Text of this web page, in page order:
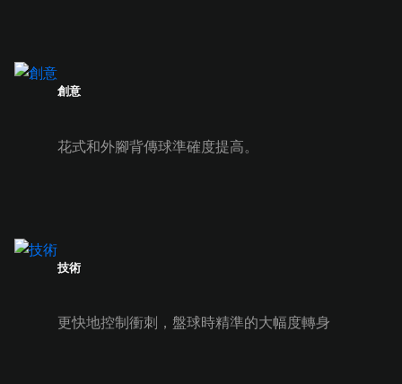
創意
花式和外腳背傳球準確度提高。
技術
更快地控制衝刺，盤球時精準的大幅度轉身